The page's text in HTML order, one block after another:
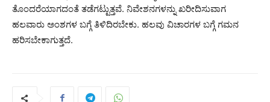
ತೊಂದರೆಯಾಗದಂತೆ ತಡೆಗಟ್ಟುತ್ತವೆ. ನಿವೇಶನಗಳನ್ನು ಖರೀದಿಸುವಾಗ
ಹಲವಾರು ಅಂಶಗಳ ಬಗ್ಗೆ ತಿಳಿದಿರಬೇಕು. ಹಲವು ವಿಚಾರಗಳ ಬಗ್ಗೆ ಗಮನ
ಹರಿಸಬೇಕಾಗುತ್ತದೆ.